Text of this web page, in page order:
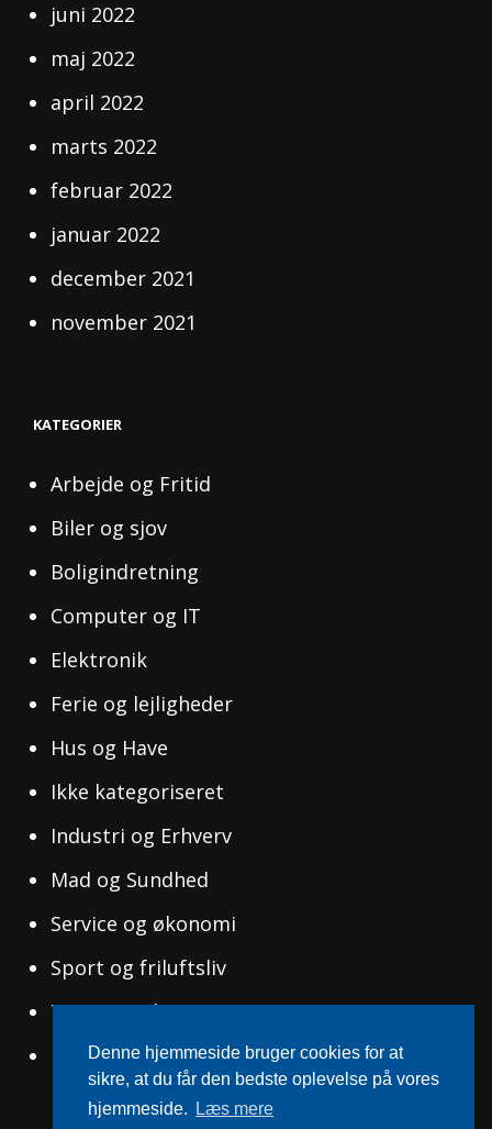
juni 2022
maj 2022
april 2022
marts 2022
februar 2022
januar 2022
december 2021
november 2021
KATEGORIER
Arbejde og Fritid
Biler og sjov
Boligindretning
Computer og IT
Elektronik
Ferie og lejligheder
Hus og Have
Ikke kategoriseret
Industri og Erhverv
Mad og Sundhed
Service og økonomi
Sport og friluftsliv
Tøj og Mode
Uddannelse og Ledelse
Denne hjemmeside bruger cookies for at
sikre, at du får den bedste oplevelse på vores
hjemmeside.
Læs mere